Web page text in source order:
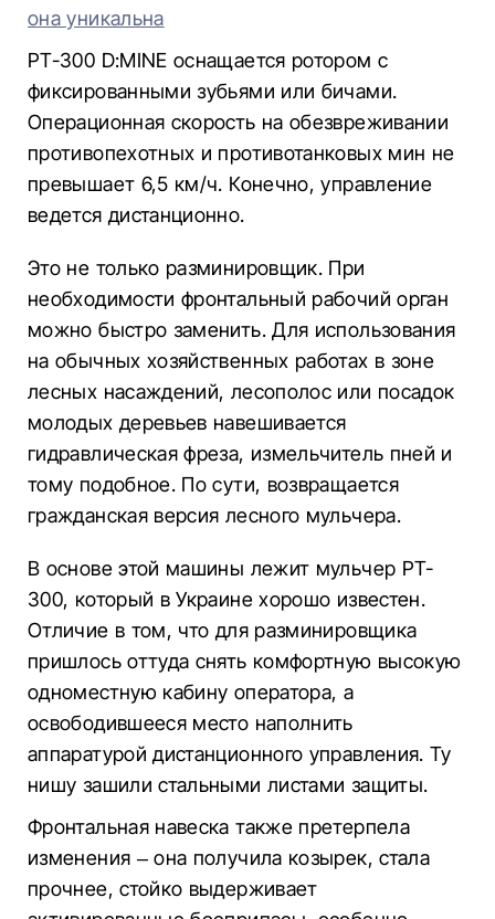
она уникальна
PT-300 D:MINE оснащается ротором с
фиксированными зубьями или бичами.
Операционная скорость на обезвреживании
противопехотных и противотанковых мин не
превышает 6,5 км/ч. Конечно, управление
ведется дистанционно.
Это не только разминировщик. При
необходимости фронтальный рабочий орган
можно быстро заменить. Для использования
на обычных хозяйственных работах в зоне
лесных насаждений, лесополос или посадок
молодых деревьев навешивается
гидравлическая фреза, измельчитель пней и
тому подобное. По сути, возвращается
гражданская версия лесного мульчера.
В основе этой машины лежит мульчер PT-
300, который в Украине хорошо известен.
Отличие в том, что для разминировщика
пришлось оттуда снять комфортную высокую
одноместную кабину оператора, а
освободившееся место наполнить
аппаратурой дистанционного управления. Ту
нишу зашили стальными листами защиты.
Фронтальная навеска также претерпела
изменения – она получила козырек, стала
прочнее, стойко выдерживает